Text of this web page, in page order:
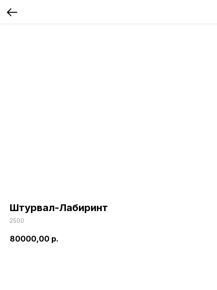
Штурвал-Лабиринт
2500
80000,00 р.